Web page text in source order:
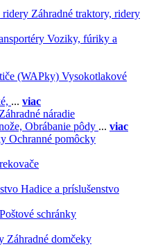
Záhradné traktory, ridery
Voziky, fúriky a
Vysokotlakové
... viac
Záhradné náradie
Obrábanie pôdy ... viac
Ochranné pomôcky
Hadice a príslušenstvo
Poštové schránky
Záhradné domčeky